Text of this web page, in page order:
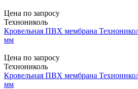
Цена по запросу
Технониколь
Кровельная ПВХ мембрана
мм
Цена по запросу
Технониколь
Кровельная ПВХ мембрана
мм